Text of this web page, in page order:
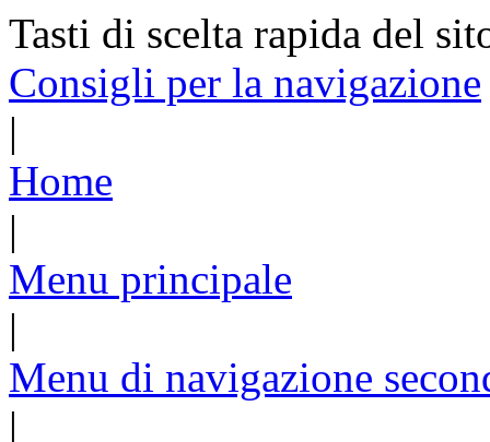
Tasti di scelta rapida del
Consigli per la navigazione
|
Home
|
Menu principale
|
Menu di navigazione
|